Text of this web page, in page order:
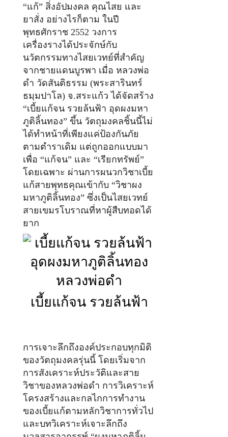
“แก้” สิ่งอัปมงคล คุณไสย และ
ยาสั่ง อย่างไรก็ตาม ในปี
พุทธศักราช 2552 วงการ
เครื่องรางได้ประจักษ์กับ
นวัตกรรมทางไสยเวทย์ที่สำคัญ
จากชายแดนบูรพา เมื่อ หลวงพ่อ
ดำ วัดสันติธรรม (พระสารินทร์
ธมฺมปาโล) จ.สระแก้ว ได้จัดสร้าง
“เบี้ยแก้จน รวยล้นฟ้า อุดผงมหา
ภูติลิ้นทอง” ขึ้น วัตถุมงคลชิ้นนี้ไม่
ได้ทำหน้าที่เพียงแค่ป้องกันภัย
ตามตำราเดิม แต่ถูกออกแบบมา
เพื่อ “แก้จน” และ “เรียกทรัพย์”
โดยเฉพาะ ผ่านการผนวกวิชาเบี้ย
แก้สายพุทธคุณเข้ากับ “วิชาผง
มหาภูติลิ้นทอง” ซึ่งเป็นไสยเวทย์
สายเขมรโบราณที่หาผู้สืบทอดได้
ยาก
เบี้ยแก้จน รวยล้นฟ้า
การเจาะลึกถึงองค์ประกอบทุกมิติ
ของวัตถุมงคลรุ่นนี้ โดยเริ่มจาก
การสังเคราะห์ประวัติและสาย
วิชาของหลวงพ่อดำ การวิเคราะห์
โครงสร้างและกลไกการทำงาน
ของเบี้ยแก้ตามหลักวิชาการทั่วไป
และบทวิเคราะห์เจาะลึกถึง